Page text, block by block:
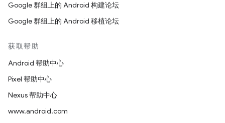
Google 群组上的 Android 构建论坛
Google 群组上的 Android 移植论坛
获取帮助
Android 帮助中心
Pixel 帮助中心
Nexus 帮助中心
www.android.com